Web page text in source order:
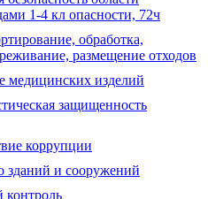
1-4 кл опасности, 72ч
обработка,
размещение отходов
медицинских изделий
защищенность
коррупции
зданий и сооружений
контроль